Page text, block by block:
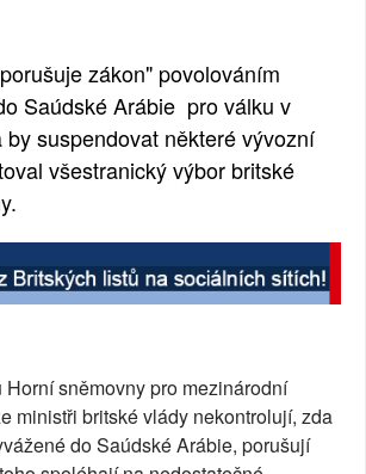
zákon" povolováním
Saúdské Arábie pro válku v
suspendovat některé vývozní
všestranický výbor britské
Horní sněmovny pro mezinárodní
ministři britské vlády nekontrolují, zda
do Saúdské Arábie, porušují